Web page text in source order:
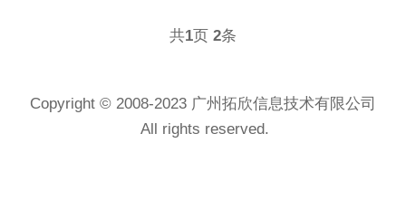
共1页 2条
Copyright © 2008-2023 广州拓欣信息技术有限公司
All rights reserved.